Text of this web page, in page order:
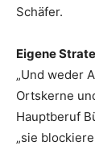
Schäfer.
Eigene
„Und weder
Ortskerne
Hauptberuf
„sie